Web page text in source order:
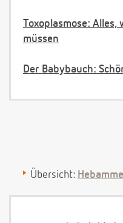
Toxoplasmose: Alles,
müssen
Der Babybauch:
Übersicht: